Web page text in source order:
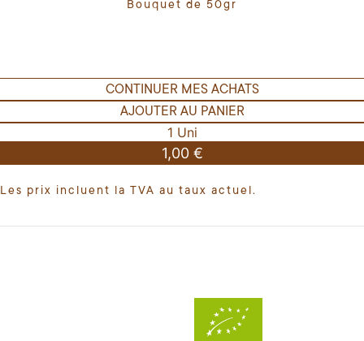
Bouquet de 50gr
CONTINUER MES ACHATS
AJOUTER AU PANIER
1 Uni
1,00 €
Les prix incluent la TVA au taux actuel.